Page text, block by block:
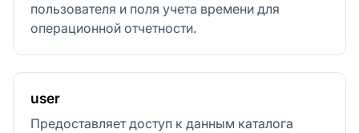
пользователя и поля учета времени для
операционной отчетности.
user
Предоставляет доступ к данным каталога